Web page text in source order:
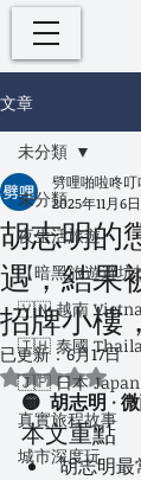
文章
未分類
夜生活旅遊
【暗黑旅遊避坑
🇻🇳 越南
🇹🇭 泰國
🇯🇵 日本 Japan
真實旅程故事
城市深度玩
未分類
胡志明的
遇，結果
招牌小樓
劈哩啪啦咚叮
2025年11月6日
已更新：6月17日
評等為
🟡  胡志明 ·
本文重點
胡志明最